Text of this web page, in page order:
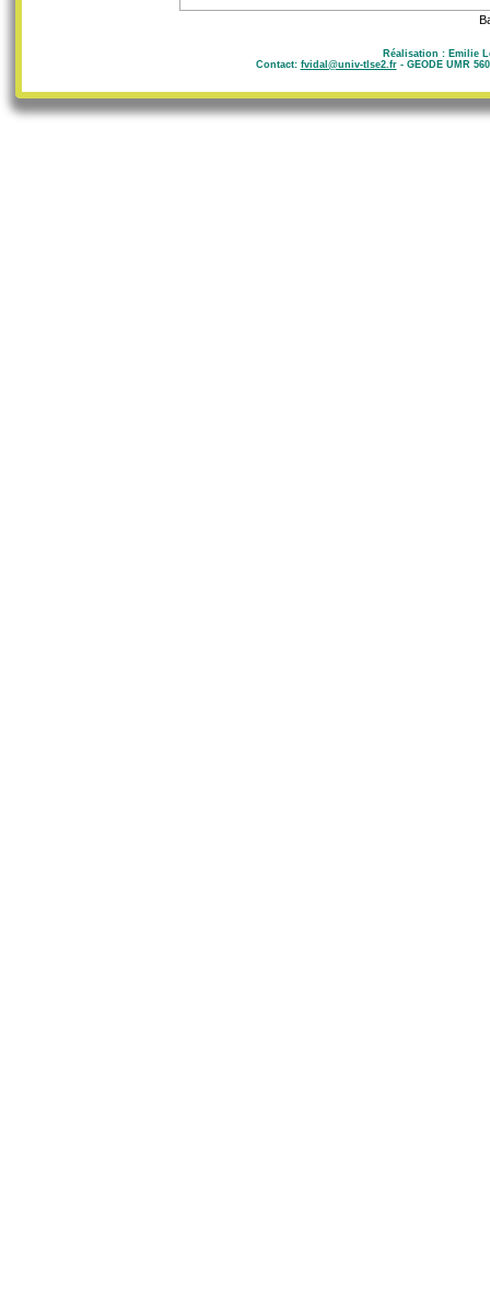
Réalisation : Emilie
Contact: fvidal@univ-tlse2.fr- GEODE UMR